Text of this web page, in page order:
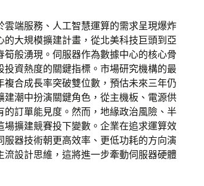
端服務、人工智慧運算的需求呈現爆炸
大規模擴建計畫，從北美科技巨頭到亞
般湧現。伺服器作為數據中心的核心骨
資熱度的關鍵指標。市場研究機構的最
合成長率突破雙位數，預估未來三年仍
潮中扮演關鍵角色，從主機板、電源供
訂單能見度。然而，地緣政治風險、半
擴建競賽投下變數。企業在追求運算效
器技術朝更高效率、更低功耗的方向演
設計思維，這將進一步牽動伺服器硬體